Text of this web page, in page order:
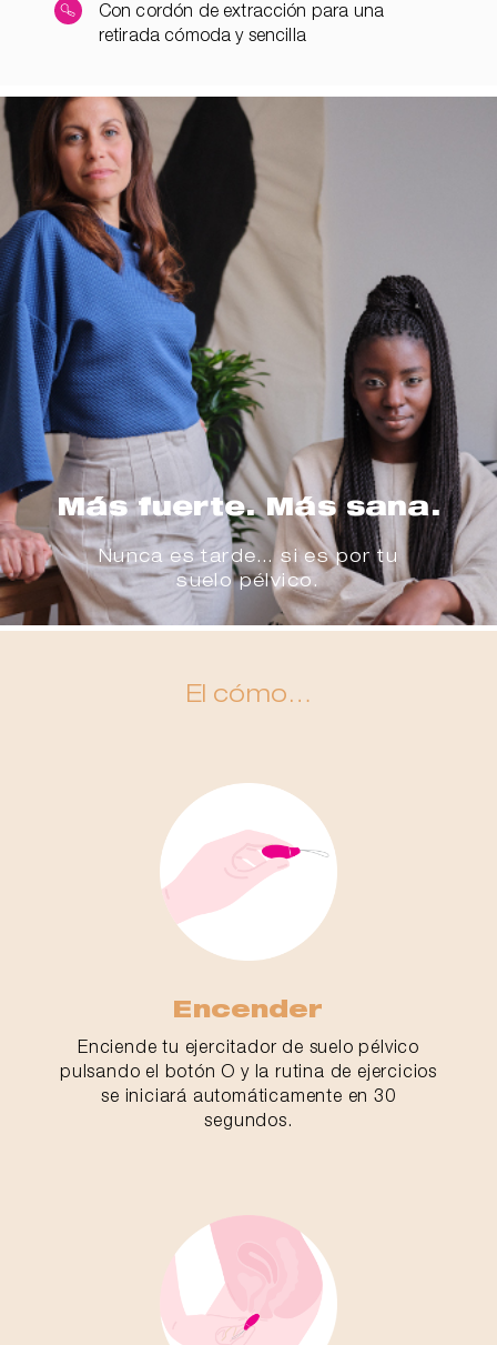
Con cordón de extracción para una
retirada cómoda y sencilla
Más fuerte. Más sana.
Nunca es tarde… si es por tu
suelo pélvico.
El cómo…
Encender
Enciende tu ejercitador de suelo pélvico
pulsando el botón O y la rutina de ejercicios
se iniciará automáticamente en 30
segundos.